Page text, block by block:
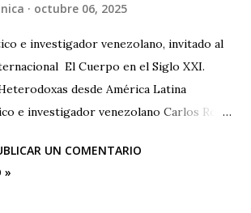
octubre 06, 2025
e investigador venezolano, invitado al
El Cuerpo en el Siglo XXI.
desde América Latina
e investigador venezolano Carlos Rojas
Artes (UNEARTE), de Venezuela, en la
XIV Congreso Internacional El Cuerpo en
UN COMENTARIO
»